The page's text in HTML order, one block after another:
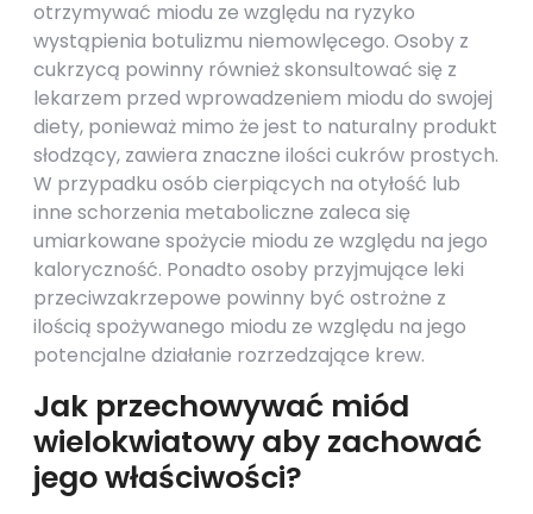
otrzymywać miodu ze względu na ryzyko
wystąpienia botulizmu niemowlęcego. Osoby z
cukrzycą powinny również skonsultować się z
lekarzem przed wprowadzeniem miodu do swojej
diety, ponieważ mimo że jest to naturalny produkt
słodzący, zawiera znaczne ilości cukrów prostych.
W przypadku osób cierpiących na otyłość lub
inne schorzenia metaboliczne zaleca się
umiarkowane spożycie miodu ze względu na jego
kaloryczność. Ponadto osoby przyjmujące leki
przeciwzakrzepowe powinny być ostrożne z
ilością spożywanego miodu ze względu na jego
potencjalne działanie rozrzedzające krew.
Jak przechowywać miód
wielokwiatowy aby zachować
jego właściwości?